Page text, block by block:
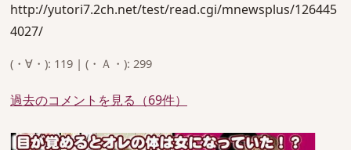
http://yutori7.2ch.net/test/read.cgi/mnewsplus/126445
4027/
(・∀・): 119 | (・Ａ・): 299
過去のコメントを見る（69件）